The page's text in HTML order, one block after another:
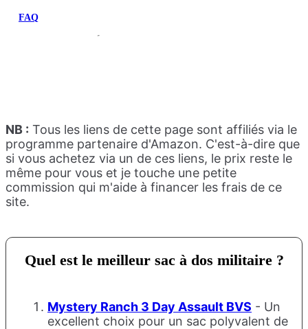
FAQ
NB : Tous les liens de cette page sont affiliés via le
programme partenaire d'Amazon. C'est-à-dire que
si vous achetez via un de ces liens, le prix reste le
même pour vous et je touche une petite
commission qui m'aide à financer les frais de ce
site.
Quel est le meilleur sac à dos militaire ?
Mystery Ranch 3 Day Assault BVS - Un
excellent choix pour un sac polyvalent de